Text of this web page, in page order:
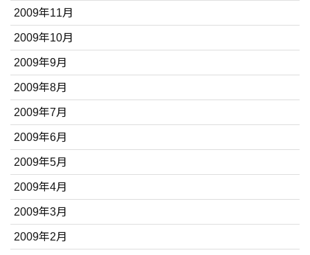
2009年11月
2009年10月
2009年9月
2009年8月
2009年7月
2009年6月
2009年5月
2009年4月
2009年3月
2009年2月